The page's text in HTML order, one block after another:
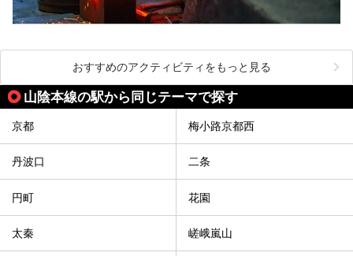
おすすめのアクティビティをもっと見る
山陰本線の駅から同じテーマで探す
京都 梅小路京都西
丹波口 二条
円町 花園
太秦 嵯峨嵐山